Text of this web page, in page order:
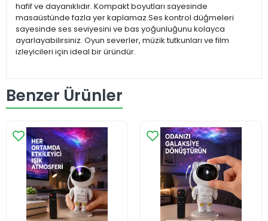
hafif ve dayanıklıdır. Kompakt boyutları sayesinde
masaüstünde fazla yer kaplamaz.Ses kontrol düğmeleri
sayesinde ses seviyesini ve bas yoğunluğunu kolayca
ayarlayabilirsiniz. Oyun severler, müzik tutkunları ve film
izleyicileri için ideal bir üründür.
Benzer Ürünler